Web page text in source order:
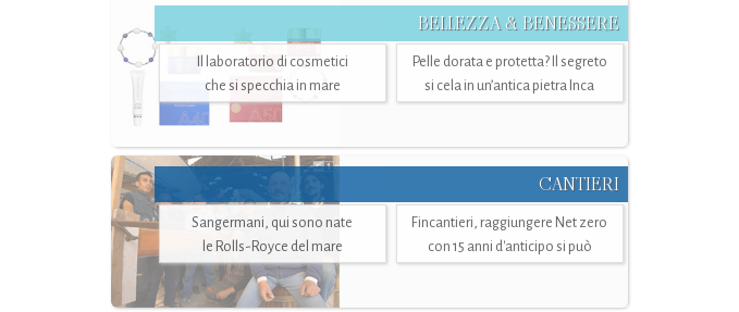
BELLEZZA & BENESSERE
Il laboratorio di cosmetici
che si specchia in mare
Pelle dorata e protetta? Il segreto
si cela in un’antica pietra Inca
CANTIERI
Sangermani, qui sono nate
le Rolls-Royce del mare
Fincantieri, raggiungere Net zero
con 15 anni d'anticipo si può